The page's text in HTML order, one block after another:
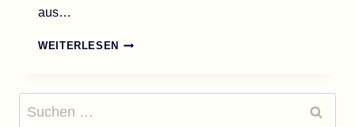
aus…
WEITERLESEN PONY